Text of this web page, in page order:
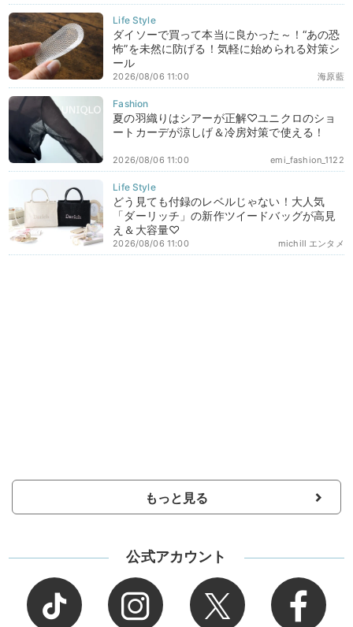
ダイソーで買って本当に良かった～！“あの恐
怖”を未然に防げる！気軽に始められる対策シ
ール
海原藍
2026/08/06 11:00
夏の羽織りはシアーが正解♡ユニクロのショ
ートカーデが涼しげ＆冷房対策で使える！
emi_fashion_1122
2026/08/06 11:00
どう見ても付録のレベルじゃない！大人気
「ダーリッチ」の新作ツイードバッグが高見
え＆大容量♡
michill エンタメ
2026/08/06 11:00
もっと見る
公式アカウント